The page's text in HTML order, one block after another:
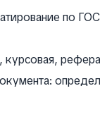
по